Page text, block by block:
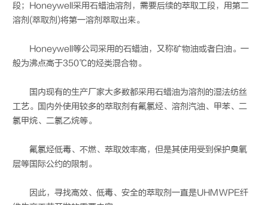
段；Honeywell采用石蜡油溶剂，需要后续的萃取工段，用第二
溶剂(萃取剂)将第一溶剂萃取出来。
Honeywell等公司采用的石蜡油，又称矿物油或者白油。一
般为沸点高于350℃的烃类混合物。
国内现有的生产厂家大多数都采用石蜡油为溶剂的湿法纺丝
工艺。国内外使用较多的萃取剂有氟氯烃、溶剂汽油、甲苯、二
氯甲烷、二氯乙烷等。
氟氯烃低毒、不燃、萃取效率高，但是其使用受到保护臭氧
层等国际公约的限制。
因此，寻找高效、低毒、安全的萃取剂一直是UHMWPE纤